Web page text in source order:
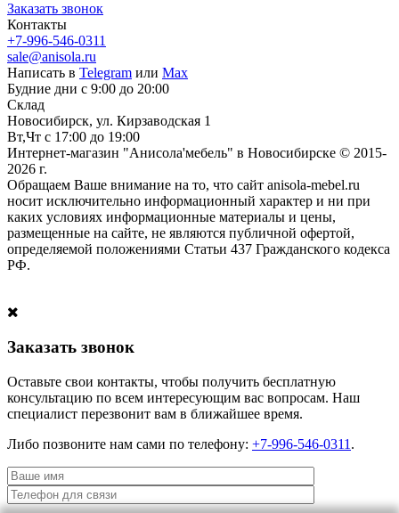
Заказать звонок
Контакты
+7-996-546-0311
sale@anisola.ru
Написать в Telegram или Max
Будние дни с 9:00 до 20:00
Склад
Новосибирск, ул. Кирзаводская 1
Вт,Чт с 17:00 до 19:00
Интернет-магазин "Анисола'мебель" в Новосибирске © 2015-
2026 г.
Обращаем Ваше внимание на то, что сайт anisola-mebel.ru
носит исключительно информационный характер и ни при
каких условиях информационные материалы и цены,
размещенные на сайте, не являются публичной офертой,
определяемой положениями Статьи 437 Гражданского кодекса
РФ.
Заказать звонок
Оставьте свои контакты, чтобы получить бесплатную
консультацию по всем интересующим вас вопросам. Наш
специалист перезвонит вам в ближайшее время.
Либо позвоните нам сами по телефону: +7-996-546-0311 .